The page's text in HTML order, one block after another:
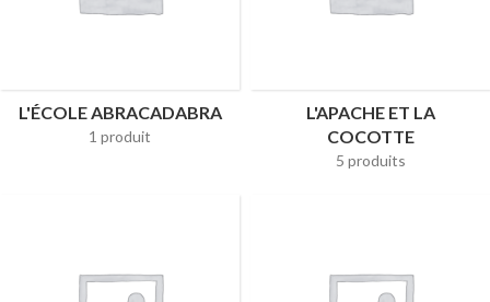
L'ÉCOLE ABRACADABRA
1 produit
L'APACHE ET LA
COCOTTE
5 produits